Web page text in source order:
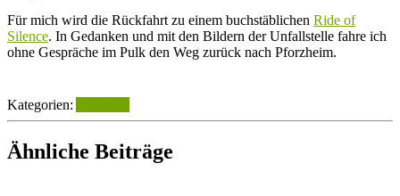
Für mich wird die Rückfahrt zu einem buchstäblichen Ride of
Silence. In Gedanken und mit den Bildern der Unfallstelle fahre ich
ohne Gespräche im Pulk den Weg zurück nach Pforzheim.
Kategorien:
Ähnliche Beiträge